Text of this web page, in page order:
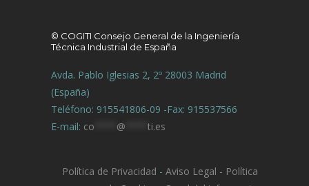
© COGITI Consejo General de la Ingeniería
Técnica Industrial de España
Avda. Pablo Iglesias 2, 2º 28003 Madrid
(España)
Teléfono: 915541806-09 -Fax: 915537566
E-mail: co @ ti.es
Política de Privacidad - Aviso Legal - Política